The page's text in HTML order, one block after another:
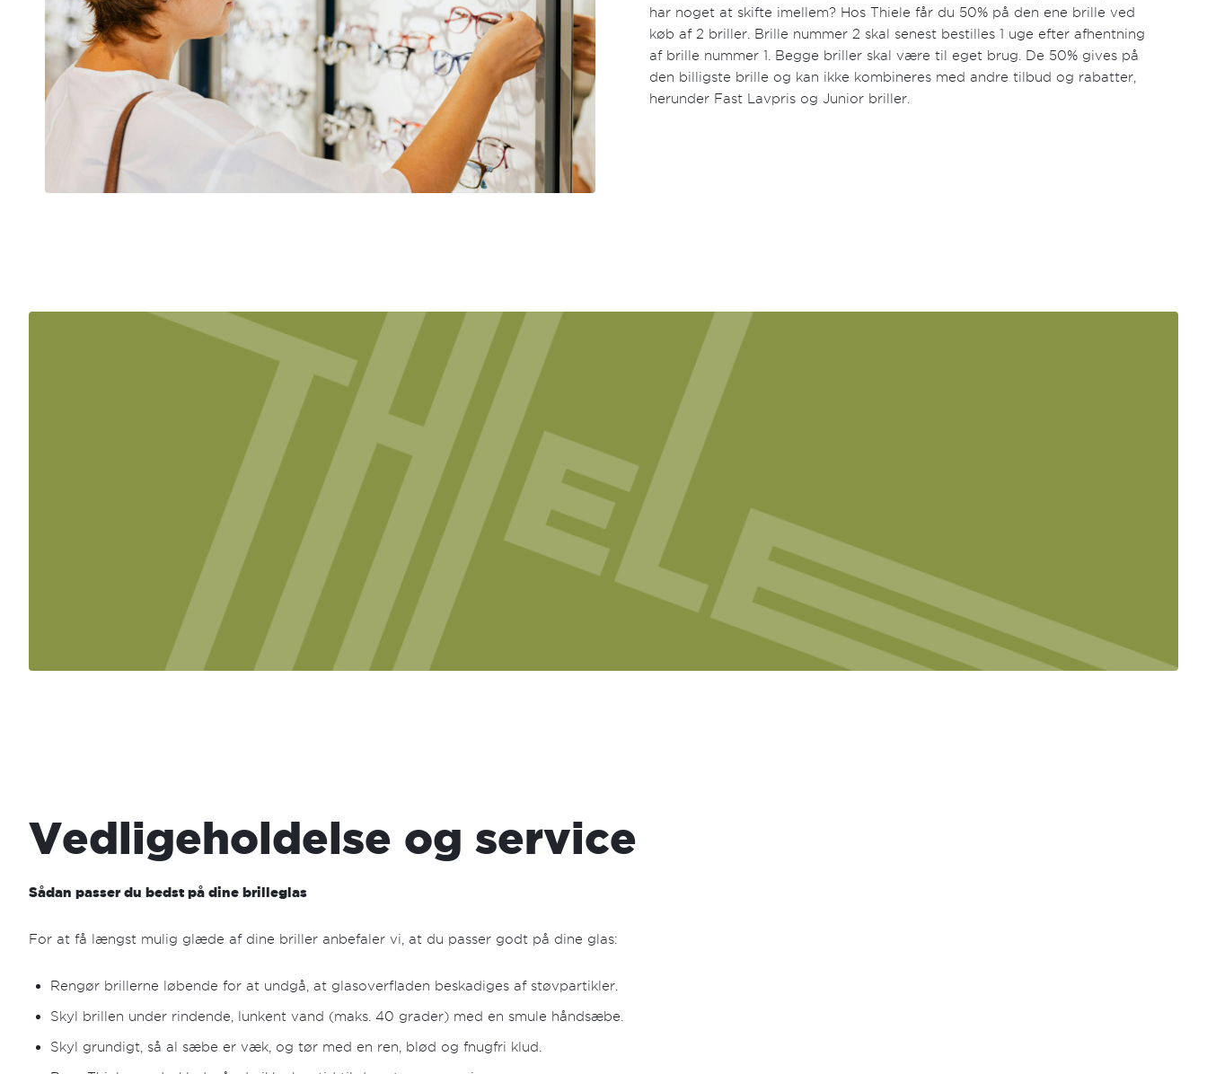
har noget at skifte imellem? Hos Thiele får du 50% på den ene brille ved
køb af 2 briller. Brille nummer 2 skal senest bestilles 1 uge efter afhentning
af brille nummer 1. Begge briller skal være til eget brug. De 50% gives på
den billigste brille og kan ikke kombineres med andre tilbud og rabatter,
herunder Fast Lavpris og Junior briller.
Vedligeholdelse og service
Sådan passer du bedst på dine brilleglas
For at få længst mulig glæde af dine briller anbefaler vi, at du passer godt på dine glas:
Rengør brillerne løbende for at undgå, at glasoverfladen beskadiges af støvpartikler.
Skyl brillen under rindende, lunkent vand (maks. 40 grader) med en smule håndsæbe.
Skyl grundigt, så al sæbe er væk, og tør med en ren, blød og fnugfri klud.